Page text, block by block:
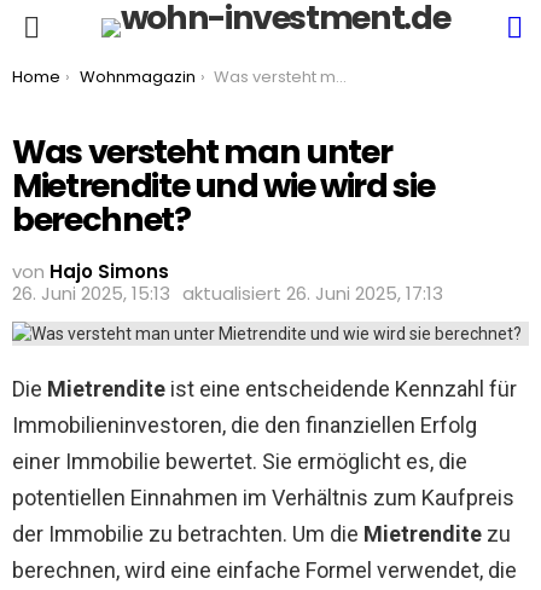
You are here:
Home Wohnmagazin Was versteht man unter Mietrendite und wie wird sie berechnet?
Was versteht man unter
Mietrendite und wie wird sie
berechnet?
von Hajo Simons
26. Juni 2025, 15:13 aktualisiert 26. Juni 2025, 17:13
Die Mietrendite ist eine entscheidende Kennzahl für
Immobilieninvestoren, die den finanziellen Erfolg
einer Immobilie bewertet. Sie ermöglicht es, die
potentiellen Einnahmen im Verhältnis zum Kaufpreis
der Immobilie zu betrachten. Um die Mietrendite zu
berechnen, wird eine einfache Formel verwendet, die